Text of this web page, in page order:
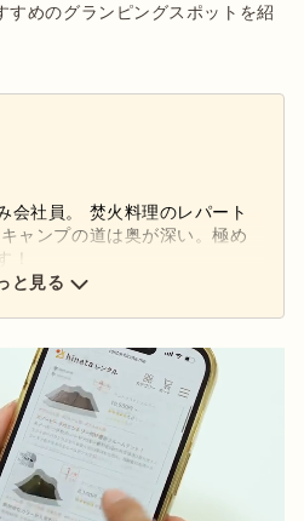
すめのグランピングスポットを紹
会社員。 焚火料理のレパート
ャンプの道は奥が深い。極め
！
と見る